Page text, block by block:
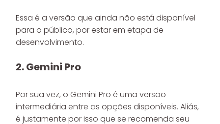
Essa é a versão que ainda não está disponível
para o público, por estar em etapa de
desenvolvimento.
2. Gemini Pro
Por sua vez, o Gemini Pro é uma versão
intermediária entre as opções disponíveis. Aliás,
é justamente por isso que se recomenda seu